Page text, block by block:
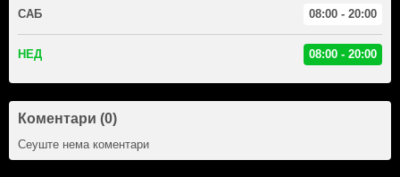
САБ 08:00 - 20:00
НЕД 08:00 - 20:00
Коментари (0)
Сеуште нема коментари